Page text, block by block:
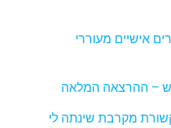
אישיים מעוררי
– ההרצאה המלאה
מקרבת שינתה לי